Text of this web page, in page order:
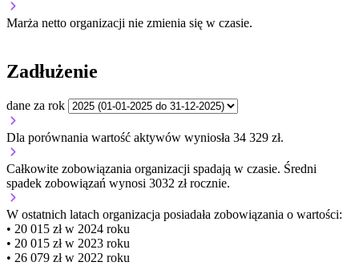
Marża netto organizacji nie zmienia się w czasie.
Zadłużenie
dane za rok
Dla porównania wartość aktywów wyniosła 34 329 zł.
Całkowite zobowiązania organizacji spadają w czasie. Średni
spadek zobowiązań wynosi 3032 zł rocznie.
W ostatnich latach organizacja posiadała zobowiązania o wartości:
• 20 015 zł w 2024 roku
• 20 015 zł w 2023 roku
• 26 079 zł w 2022 roku